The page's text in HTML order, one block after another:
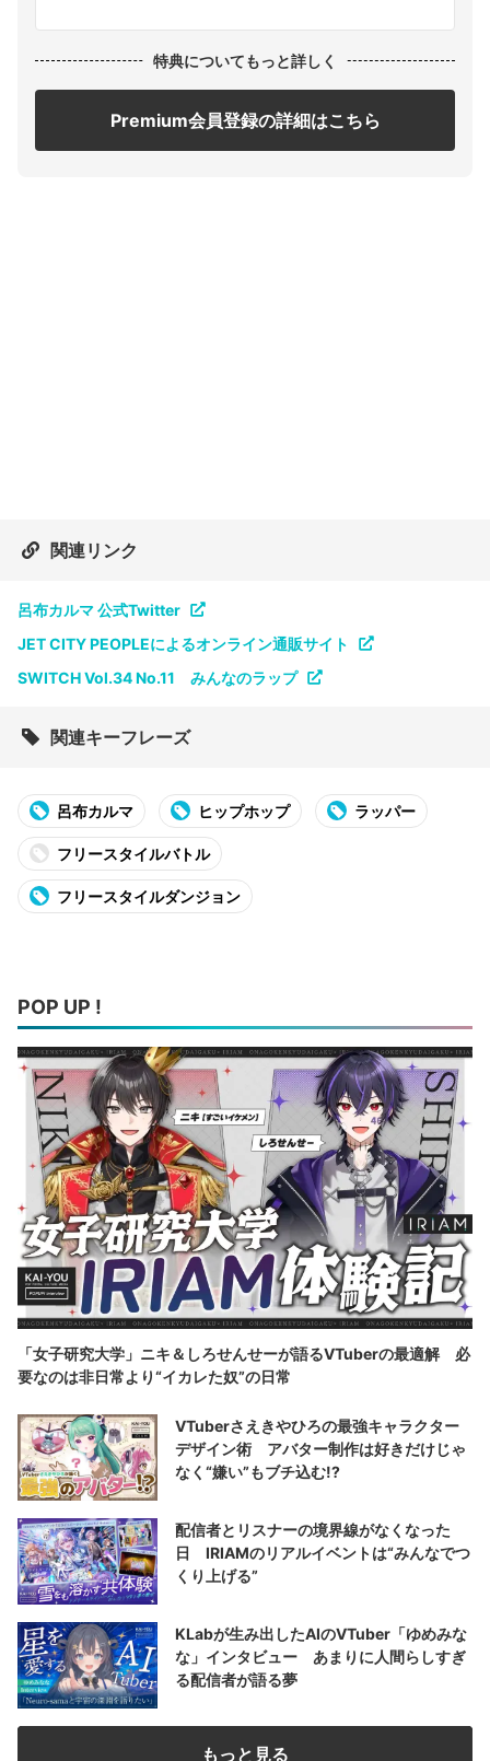
特典についてもっと詳しく
Premium会員登録の詳細はこちら
関連リンク
呂布カルマ 公式Twitter
JET CITY PEOPLEによるオンライン通販サイト
SWITCH Vol.34 No.11 みんなのラップ
関連キーフレーズ
呂布カルマ ヒップホップ ラッパー
フリースタイルバトル
フリースタイルダンジョン
POP UP !
「女子研究大学」ニキ＆しろせんせーが語るVTuberの最適解 必
要なのは非日常より“イカレた奴”の日常
VTuberさえきやひろの最強キャラクター
デザイン術 アバター制作は好きだけじゃ
なく“嫌い”もブチ込む!?
配信者とリスナーの境界線がなくなった
日 IRIAMのリアルイベントは“みんなでつ
くり上げる”
KLabが生み出したAIのVTuber「ゆめみな
な」インタビュー あまりに人間らしすぎ
る配信者が語る夢
もっと見る